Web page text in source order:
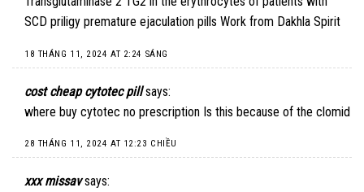
SCD priligy premature ejaculation pills Work from Dakhla Spirit
18 THÁNG 11, 2024 AT 2:24 SÁNG
cost cheap cytotec pill says:
where buy cytotec no prescription Is this because of the clomid
28 THÁNG 11, 2024 AT 12:23 CHIỀU
xxx missav says: